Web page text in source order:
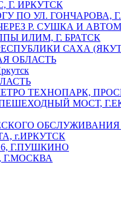
Г. ИРКУТСК
ПО УЛ. ГОНЧАРОВА,
Р. СУШКА И
ИЛИМ, Г. БРАТСК
САХА
ОБЛАСТЬ
ТЕХНОПАРК,
МОСТ,
ОБСЛУЖИВАНИЯ
г.ИРКУТСК
Г.ПУШКИНО